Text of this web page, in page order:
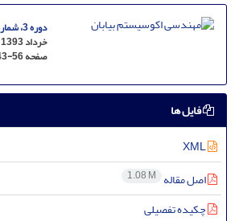
دوره 3، شماره 4
خرداد 1393
صفحه56
فایل ها
اصل مقاله 1.08 M
چکیده تفصیلی